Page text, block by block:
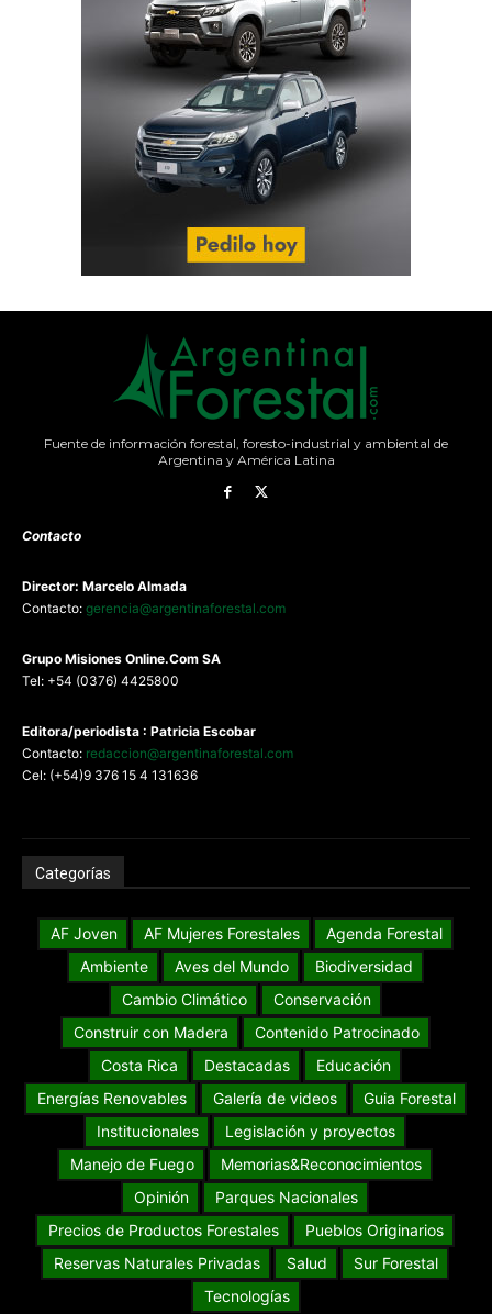
Fuente de información forestal, foresto-industrial y ambiental de
Argentina y América Latina
Contacto
Director: Marcelo Almada
Contacto: gerencia@argentinaforestal.com
Grupo Misiones Online.Com SA
Tel: +54 (0376) 4425800
Editora/periodista : Patricia Escobar
Contacto: redaccion@argentinaforestal.com
Cel: (+54)9 376 15 4 131636
Categorías
AF Joven AF Mujeres Forestales
Agenda Forestal
Ambiente
Aves del Mundo
Biodiversidad
Cambio Climático
Conservación
Construir con Madera
Contenido Patrocinado
Costa Rica
Destacadas
Educación
Energías Renovables
Galería de videos
Guia Forestal
Institucionales
Legislación y proyectos
Manejo de Fuego
Memorias&Reconocimientos
Opinión
Parques Nacionales
Precios de Productos Forestales
Pueblos Originarios
Reservas Naturales Privadas
Salud
Sur Forestal
Tecnologías